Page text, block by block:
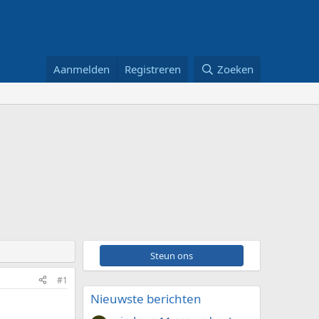
Aanmelden Registreren Zoeken
#1
Steun ons
Nieuwste berichten